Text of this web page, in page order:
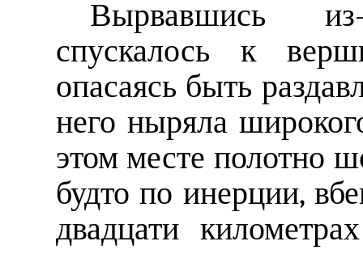
Вырвавшись
спускалось к
опасаясь быть
него ныряла
этом месте полотно
будто по инерции,
двадцати